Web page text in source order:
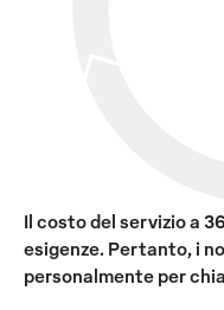
Il costo del servizio a
esigenze. Pertanto, i
personalmente per